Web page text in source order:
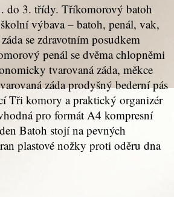
do 3. třídy. Tříkomorový batoh
výbava – batoh, penál, vak,
se zdravotním posudkem
penál se dvěma chlopněmi
tvarovaná záda, měkce
záda prodyšný bederní pás
Tři komory a praktický organizér
pro formát A4 kompresní
Batoh stojí na pevných
plastové nožky proti oděru dna